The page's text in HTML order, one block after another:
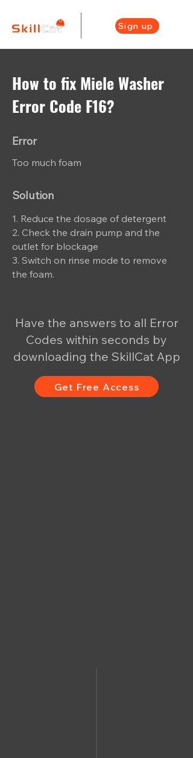
Sign up
How to fix Miele Washer
Error Code F16?
Error
Too much foam
Solution
1. Reduce the dosage of detergent
2. Check the drain pump and the
outlet for blockage
3. Switch on rinse mode to remove
the foam.
Have the answers to all Error
Codes within seconds by
downloading the SkillCat App
Get Free Access